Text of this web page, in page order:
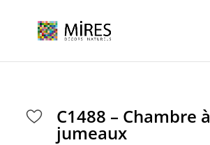
C1488 – Chambre à
jumeaux